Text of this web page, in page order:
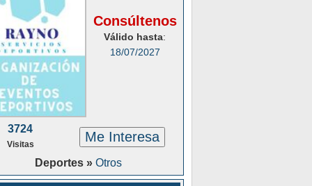
Consúltenos
Válido hasta:
18/07/2027
3724
Visitas Me Interesa
Deportes » Otros